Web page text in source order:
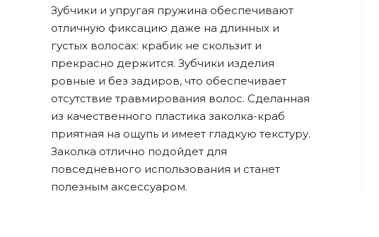
Зубчики и упругая пружина обеспечивают
отличную фиксацию даже на длинных и
густых волосах: крабик не скользит и
прекрасно держится. Зубчики изделия
ровные и без задиров, что обеспечивает
отсутствие травмирования волос. Сделанная
из качественного пластика заколка-краб
приятная на ощупь и имеет гладкую текстуру.
Заколка отлично подойдет для
повседневного использования и станет
полезным аксессуаром.